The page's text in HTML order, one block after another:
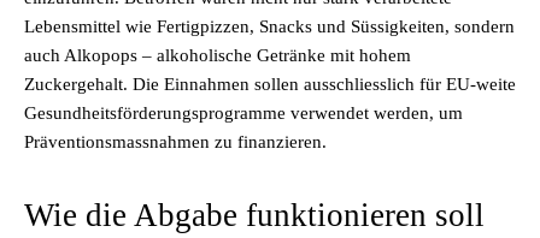
Lebensmittel wie Fertigpizzen, Snacks und Süssigkeiten, sondern
auch Alkopops – alkoholische Getränke mit hohem
Zuckergehalt. Die Einnahmen sollen ausschliesslich für EU-weite
Gesundheitsförderungsprogramme verwendet werden, um
Präventionsmassnahmen zu finanzieren.
Wie die Abgabe funktionieren soll